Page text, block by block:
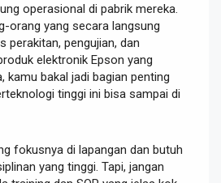
operasional di pabrik mereka.
orang yang secara langsung
perakitan, pengujian, dan
elektronik Epson yang
kamu bakal jadi bagian penting
tinggi ini bisa sampai di
fokusnya di lapangan dan butuh
yang tinggi. Tapi, jangan